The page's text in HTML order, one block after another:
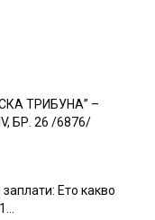
ТРИБУНА” –
БР. 26 /6876/
Ето какво